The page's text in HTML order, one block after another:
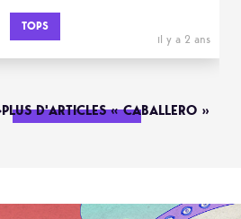
TOPS
il y a 2 ans
PLUS D'ARTICLES « CABALLERO »